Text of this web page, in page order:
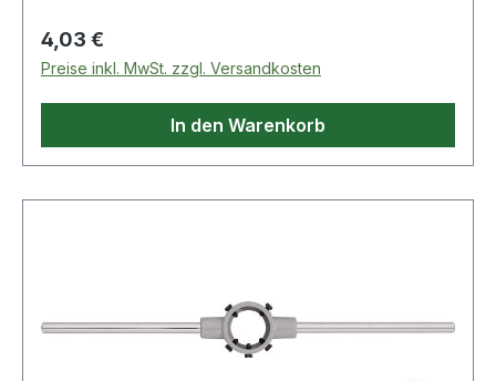
Regulärer Preis:
4,03 €
Preise inkl. MwSt. zzgl. Versandkosten
In den Warenkorb